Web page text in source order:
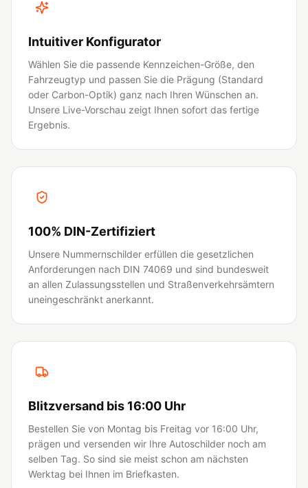
Intuitiver Konfigurator
Wählen Sie die passende Kennzeichen-Größe, den
Fahrzeugtyp und passen Sie die Prägung (Standard
oder Carbon-Optik) ganz nach Ihren Wünschen an.
Unsere Live-Vorschau zeigt Ihnen sofort das fertige
Ergebnis.
100% DIN-Zertifiziert
Unsere Nummernschilder erfüllen die gesetzlichen
Anforderungen nach DIN 74069 und sind bundesweit
an allen Zulassungsstellen und Straßenverkehrsämtern
uneingeschränkt anerkannt.
Blitzversand bis 16:00 Uhr
Bestellen Sie von Montag bis Freitag vor 16:00 Uhr,
prägen und versenden wir Ihre Autoschilder noch am
selben Tag. So sind sie meist schon am nächsten
Werktag bei Ihnen im Briefkasten.